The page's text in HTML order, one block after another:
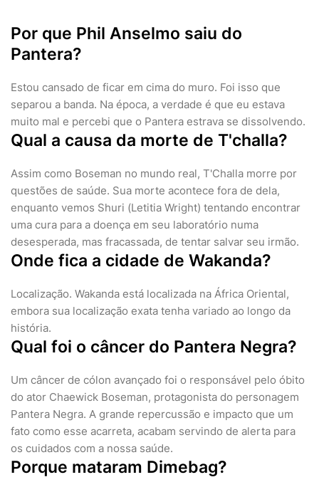
Por que Phil Anselmo saiu do
Pantera?
Estou cansado de ficar em cima do muro. Foi isso que
separou a banda. Na época, a verdade é que eu estava
muito mal e percebi que o Pantera estrava se dissolvendo.
Qual a causa da morte de T'challa?
Assim como Boseman no mundo real, T'Challa morre por
questões de saúde. Sua morte acontece fora de dela,
enquanto vemos Shuri (Letitia Wright) tentando encontrar
uma cura para a doença em seu laboratório numa
desesperada, mas fracassada, de tentar salvar seu irmão.
Onde fica a cidade de Wakanda?
Localização. Wakanda está localizada na África Oriental,
embora sua localização exata tenha variado ao longo da
história.
Qual foi o câncer do Pantera Negra?
Um câncer de cólon avançado foi o responsável pelo óbito
do ator Chaewick Boseman, protagonista do personagem
Pantera Negra. A grande repercussão e impacto que um
fato como esse acarreta, acabam servindo de alerta para
os cuidados com a nossa saúde.
Porque mataram Dimebag?